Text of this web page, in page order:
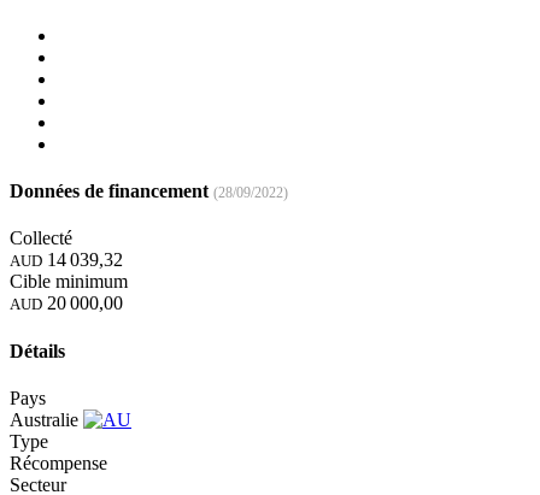
Données de financement (28/09/2022)
Collecté
AUD 14 039,32
Cible minimum
AUD 20 000,00
Détails
Pays
Australie
Type
Récompense
Secteur